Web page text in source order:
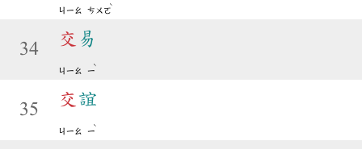
ㄐㄧㄠ ㄘㄨㄛ
ˋ
34
交 易
ㄐㄧㄠ ㄧ
ˋ
35
交 誼
ㄐㄧㄠ ㄧ
ˋ